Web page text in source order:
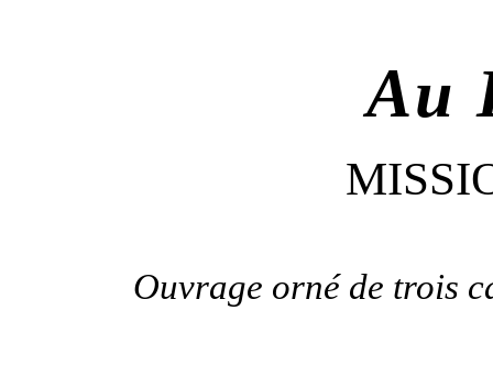
Au
Ouvrage orné de trois